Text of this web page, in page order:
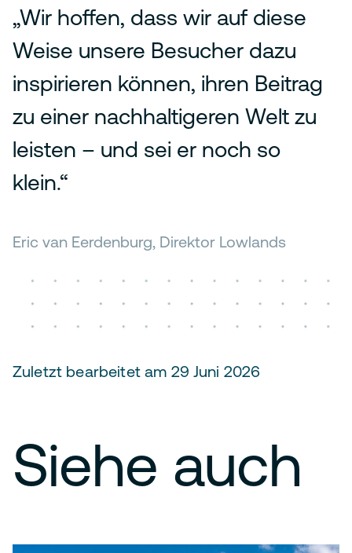
„Wir hoffen, dass wir auf diese
Weise unsere Besucher dazu
inspirieren können, ihren Beitrag
zu einer nachhaltigeren Welt zu
leisten – und sei er noch so
klein.“
Eric van Eerdenburg, Direktor Lowlands
Zuletzt bearbeitet am 29 Juni 2026
Siehe auch